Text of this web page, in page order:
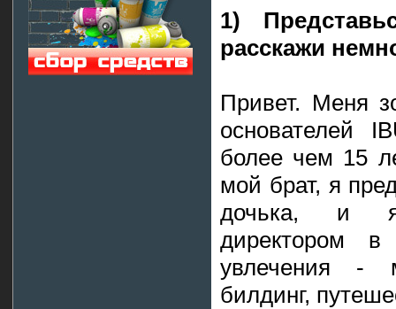
1)
расскажи
Привет. Меня
основателей
более чем 15
мой брат, я
дочька, и я
директором
увлечения -
билдинг,